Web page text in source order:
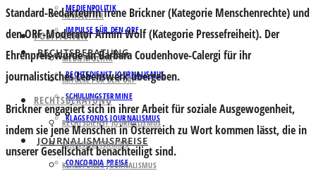
MEDIENPOLITIK
IMPULSE FÜR DEN ORF
RECHTSBERATUNG
RECHTSDIENST JOURNALISMUS
SCHULUNGSTERMINE
KLAGSFONDS JOURNALISMUS
JOURNALISMUSPREISE
CONCORDIA PREISE
NEWSLETTER
POSITIONEN
MEDIENPOLITIK
IMPULSE FÜR DEN ORF
RECHTSBERATUNG
RECHTSDIENST JOURNALISMUS
SCHULUNGSTERMINE
KLAGSFONDS JOURNALISMUS
Standard-RedakteurinIrene Brickner(Kategorie Menschenrechte) und
den ORF-ModeratorArmin Wolf(Kategorie Pressefreiheit). Der
Ehrenpreis wurde anBarbara Coudenhove-Calergi für ihr
journalistisches Lebenswerk übergeben.
Brickner engagiert sich in ihrer Arbeit für soziale Ausgewogenheit,
indem sie jene Menschen in Österreich zu Wort kommen lässt, die in
unserer Gesellschaft benachteiligt sind.